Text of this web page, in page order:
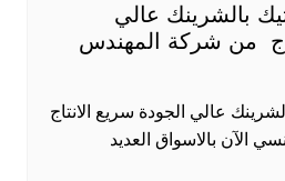
بالشرينك عالي
من شركة المهندس
عالي الجودة سريع الانتاج
الآن بالاسواق العديد